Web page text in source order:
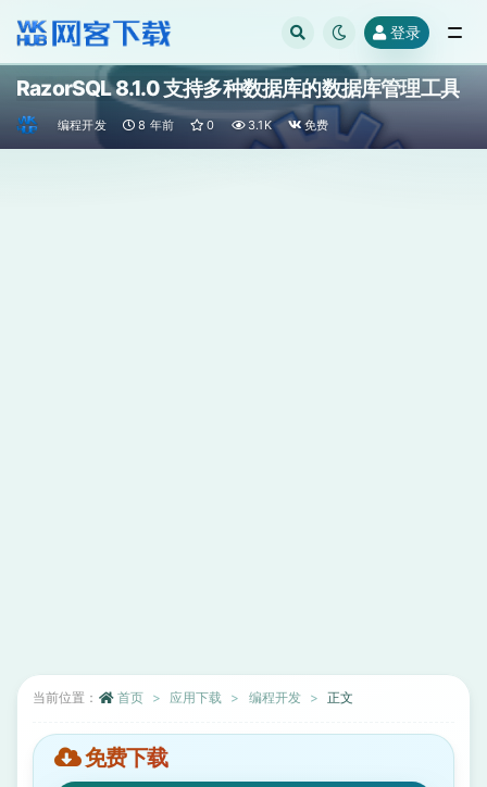
登录
RazorSQL 8.1.0 支持多种数据库的数据库管理工具
编程开发 8 年前 0 3.1K 免费
当前位置： 首页 应用下载 编程开发 正文
免费下载
全部